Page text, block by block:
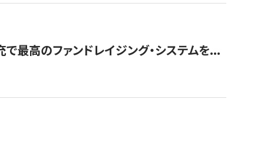
最高のファンドレイジング・システムを...